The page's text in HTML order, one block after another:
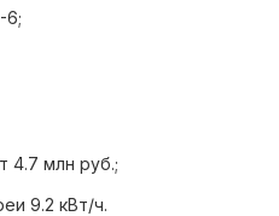
6;
тяге 31 км;
4.7 млн руб.;
9.2 кВт/ч.